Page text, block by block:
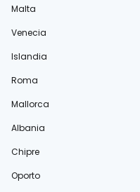
Malta
Venecia
Islandia
Roma
Mallorca
Albania
Chipre
Oporto